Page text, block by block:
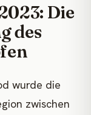
Die
des
wurde die
zwischen